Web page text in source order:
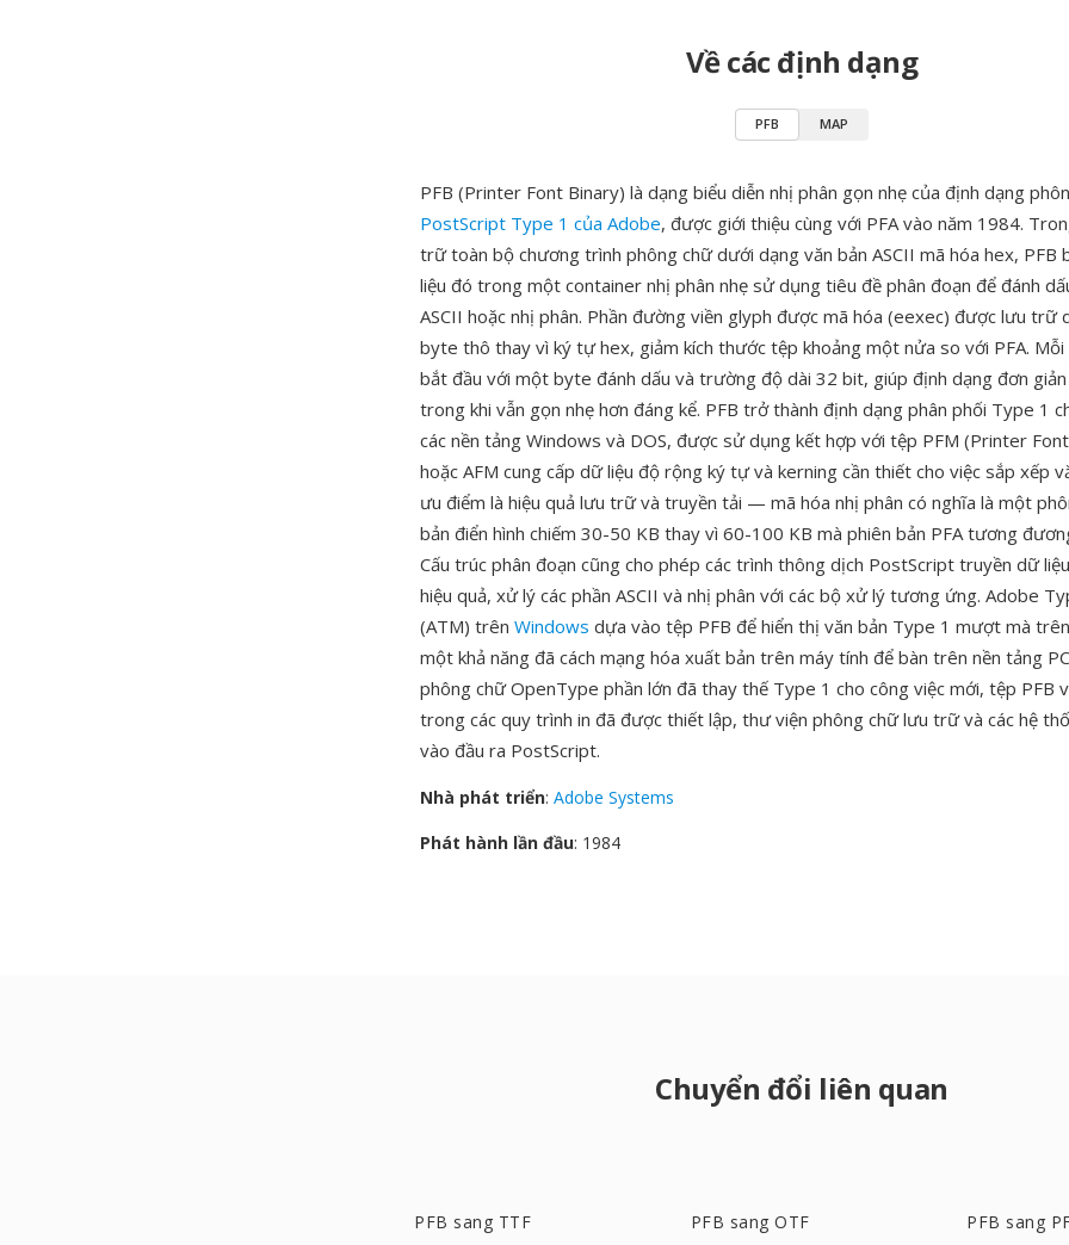
Về các định dạng
PFB MAP
PFB (Printer Font Binary) là dạng biểu diễn nhị phân gọn nhẹ của định dạng
PostScript Type 1 của Adobe, được giới thiệu cùng với PFA vào năm 1984.
trữ toàn bộ chương trình phông chữ dưới dạng văn bản ASCII mã hóa hex, PFB
liệu đó trong một container nhị phân nhẹ sử dụng tiêu đề phân đoạn để đánh
ASCII hoặc nhị phân. Phần đường viền glyph được mã hóa (eexec) được lưu trữ
byte thô thay vì ký tự hex, giảm kích thước tệp khoảng một nửa so với PFA. Mỗi
bắt đầu với một byte đánh dấu và trường độ dài 32 bit, giúp định dạng đơn giản
trong khi vẫn gọn nhẹ hơn đáng kể. PFB trở thành định dạng phân phối Type 1
các nền tảng Windows và DOS, được sử dụng kết hợp với tệp PFM (Printer
hoặc AFM cung cấp dữ liệu độ rộng ký tự và kerning cần thiết cho việc sắp xếp
ưu điểm là hiệu quả lưu trữ và truyền tải — mã hóa nhị phân có nghĩa là một
bản điển hình chiếm 30-50 KB thay vì 60-100 KB mà phiên bản PFA tương
Cấu trúc phân đoạn cũng cho phép các trình thông dịch PostScript truyền dữ
hiệu quả, xử lý các phần ASCII và nhị phân với các bộ xử lý tương ứng. Adobe
(ATM) trên Windows dựa vào tệp PFB để hiển thị văn bản Type 1 mượt mà
một khả năng đã cách mạng hóa xuất bản trên máy tính để bàn trên nền tảng
phông chữ OpenType phần lớn đã thay thế Type 1 cho công việc mới, tệp PFB
trong các quy trình in đã được thiết lập, thư viện phông chữ lưu trữ và các hệ
vào đầu ra PostScript.
Nhà phát triển: Adobe Systems
Phát hành lần đầu: 1984
Chuyển đổi liên quan
PFB sang TTF PFB sang OTF PFB sang